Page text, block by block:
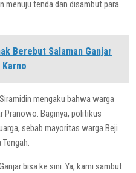
menuju tenda dan disambut para
Berebut Salaman Ganjar
mengaku bahwa warga
Pranowo. Baginya, politikus
sebab mayoritas warga Beji
bisa ke sini. Ya, kami sambut